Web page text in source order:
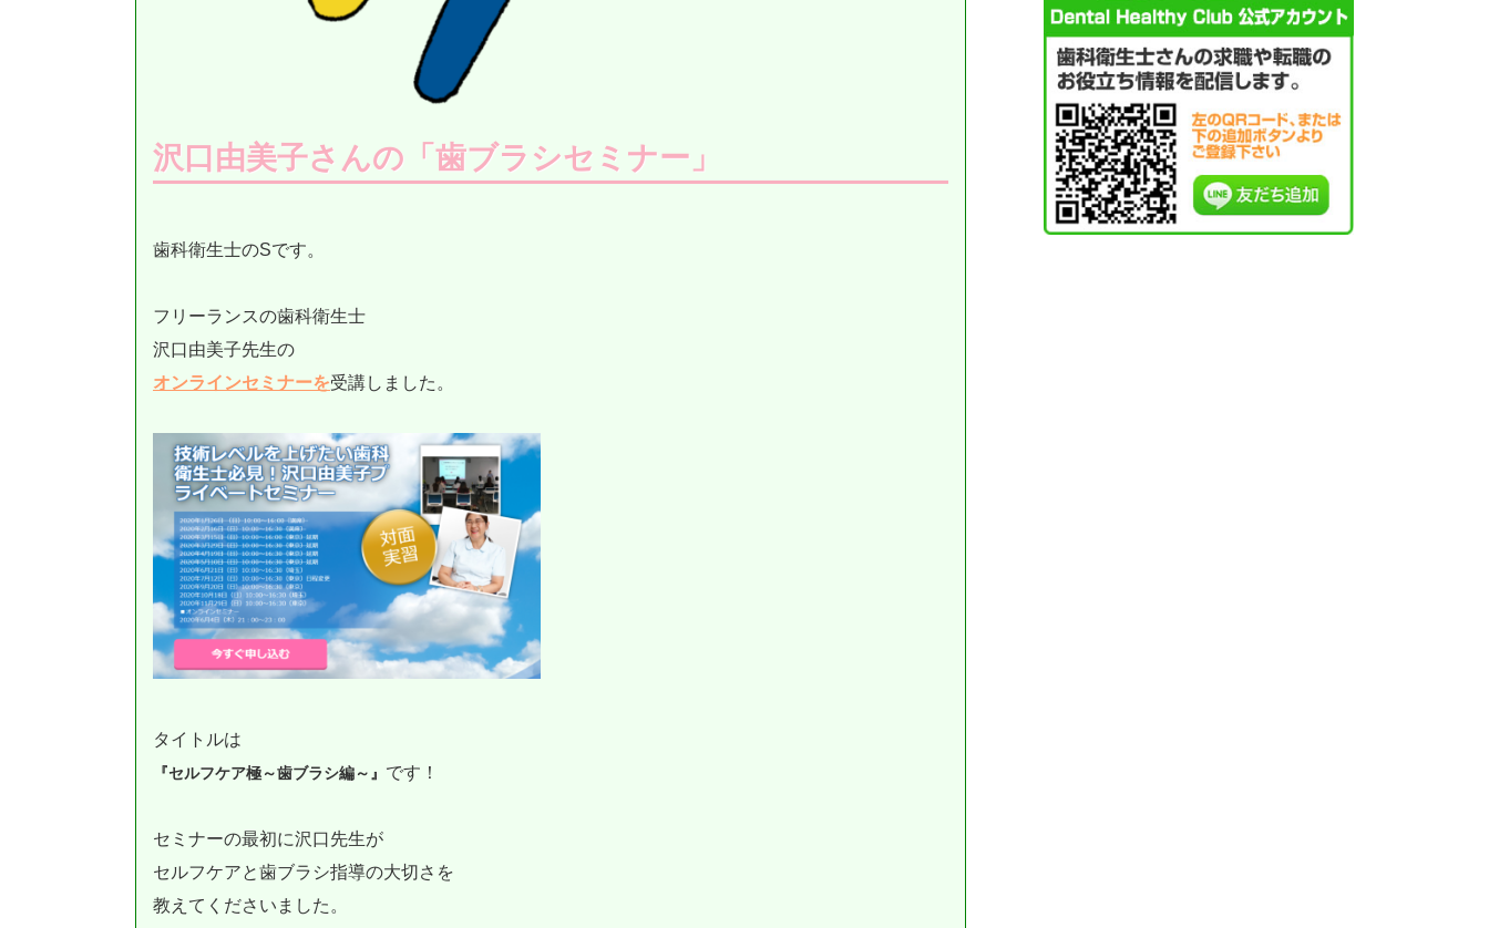
沢口由美子さんの「歯ブラシセミナー」
歯科衛生士のSです。
フリーランスの歯科衛生士
沢口由美子先生の
オンラインセミナーを受講しました。
タイトルは
『セルフケア極～歯ブラシ編～』 です！
セミナーの最初に沢口先生が
セルフケアと歯ブラシ指導の大切さを
教えてくださいました。